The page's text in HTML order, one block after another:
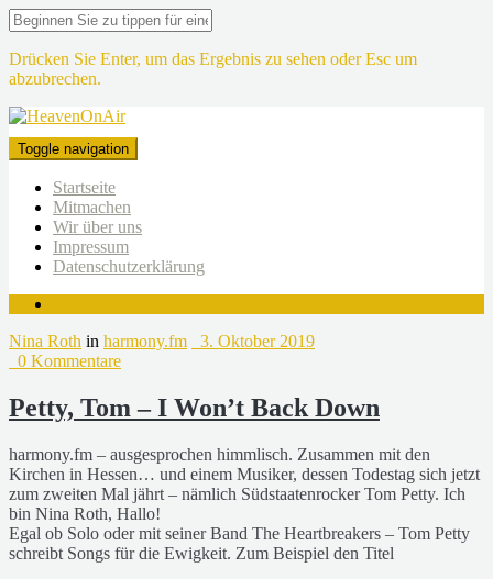
Drücken Sie Enter, um das Ergebnis zu sehen oder Esc um
abzubrechen.
Toggle navigation
Startseite
Mitmachen
Wir über uns
Impressum
Datenschutzerklärung
Nina Roth in harmony.fm
3. Oktober 2019
0 Kommentare
Petty, Tom – I Won’t Back Down
harmony.fm – ausgesprochen himmlisch. Zusammen mit den
Kirchen in Hessen… und einem Musiker, dessen Todestag sich jetzt
zum zweiten Mal jährt – nämlich Südstaatenrocker Tom Petty. Ich
bin Nina Roth, Hallo!
Egal ob Solo oder mit seiner Band The Heartbreakers – Tom Petty
schreibt Songs für die Ewigkeit. Zum Beispiel den Titel